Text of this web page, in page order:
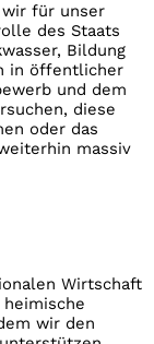
wir für unser
des Staats
Bildung
in öffentlicher
und dem
diese
oder das
massiv
Wirtschaft
wir den